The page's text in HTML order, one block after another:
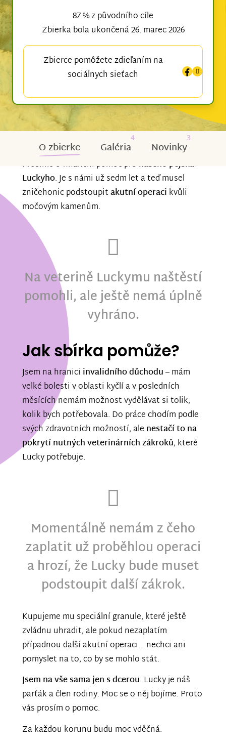
87 % z původního cíle
Zbierka bola ukončená 26. marec 2026
Zbierce pomôžete zdieľaním na
sociálnych sieťach
O zbierke Galéria
4
Novinky
3
Prosíme o finanční pomoc pro našeho pejska
Luckyho. Je s námi už sedm let a teď musel
zničehonic podstoupitakutní operaci kvůli
močovým kamenům.
Na veterině Luckymu naštěstí
pomohli, ale ještě nemá úplně
vyhráno.
Jak sbírka pomůže?
Jsem na hranici invalidního důchodu– mám
velké bolesti v oblasti kyčlí a v posledních
měsících nemám možnost vydělávat si tolik,
kolik bych potřebovala. Do práce chodím podle
svých zdravotních možností, ale nestačí to na
pokrytí nutných veterinárních zákroků, které
Lucky potřebuje.
Momentálně nemám z čeho
zaplatit už proběhlou operaci
a hrozí, že Lucky bude muset
podstoupit další zákrok.
Kupujeme mu speciální granule, které ještě
zvládnu uhradit, ale pokud nezaplatím
případnou další akutní operaci… nechci ani
pomyslet na to, co by se mohlo stát.
Jsem na vše sama jen s dcerou. Lucky je náš
parťák a člen rodiny. Moc se o něj bojíme. Proto
vás prosím o pomoc.
Za každou korunu budu moc vděčná.